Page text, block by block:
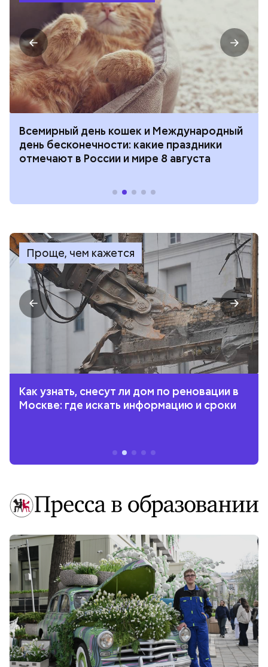
Всемирный день кошек и Международный
день бесконечности: какие праздники
отмечают в России и мире 8 августа
Проще, чем кажется
Как узнать, снесут ли дом по реновации в
Москве: где искать информацию и сроки